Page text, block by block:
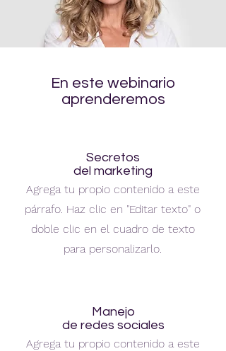
En este webinario
aprenderemos
Secretos
del marketing
Agrega tu propio contenido a este
párrafo. Haz clic en "Editar texto" o
doble clic en el cuadro de texto
para personalizarlo.
Manejo
de redes sociales
Agrega tu propio contenido a este